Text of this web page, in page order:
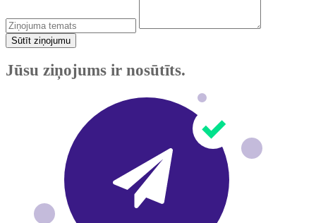
Sūtīt ziņojumu
Jūsu ziņojums ir nosūtīts.